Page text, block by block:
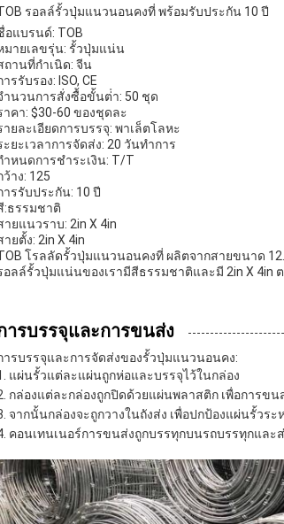
รอลล์รั้วปุ่มแนวนอนคงที่ พร้อมรับประกัน 10 ปี
อแบรนด์: TOB
มายเลขรุ่น: รั้วปุ่มแน่น
ถานที่กําเนิด: จีน
ารรับรอง: ISO, CE
านวนการสั่งซื้อขั้นต่ํา: 50 ชุด
าคา: $30-60 ของชุดละ
ายละเอียดการบรรจุ: พาเล็ตโลหะ
ะยะเวลาการจัดส่ง: 20 วันทําการ
าหนดการชําระเงิน: T/T
ว้าง: 125
ารรับประกัน: 10 ปี
:ธรรมชาติ
ายแนวราบ: 2in X 4in
ายตั้ง: 2in X 4in
โรลลัดรั้วปุ่มแนวนอนคงที่ ผลิตจากสายขนาด
อลล์รั้วปุ่มแน่นของเรามีสีธรรมชาติและมี 2in X 4in
ารบรรจุและการขนส่ง
ารบรรจุและการจัดส่งของรั้วปุ่มแนวนอนคง:
แผ่นรั้วแต่ละแผ่นถูกห่อและบรรจุไว้ในกล่อง
กล่องแต่ละกล่องถูกปิดด้วยแผ่นพลาสติก เพื่อการขน
จากนั้นกล่องจะถูกวางในถังส่ง เพื่อปกป้องแผ่นรั้วระ
คอนเทนเนอร์การขนส่งถูกบรรทุกบนรถบรรทุกและ